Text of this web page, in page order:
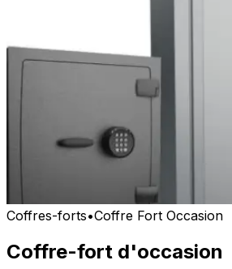
Coffres-forts•Coffre Fort Occasion
Coffre-fort d'occasion